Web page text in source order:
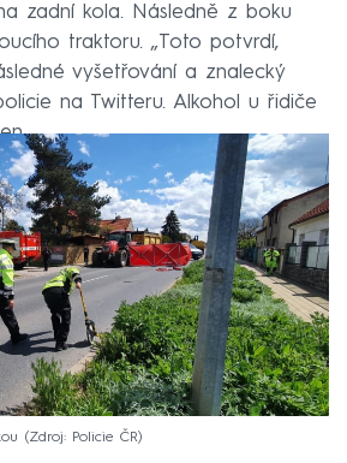
zadní kola. Následně z boku
traktoru. „Toto potvrdí,
vyšetřování a znalecký
na Twitteru. Alkohol u řidiče
Zdroj: Policie ČR